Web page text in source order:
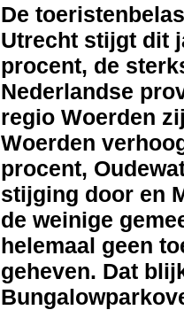
De
Utrecht stijgt dit
procent, de
Nederlandse
regio Woerden
Woerden
procent,
stijging door en
de weinige
helemaal geen
geheven. Dat